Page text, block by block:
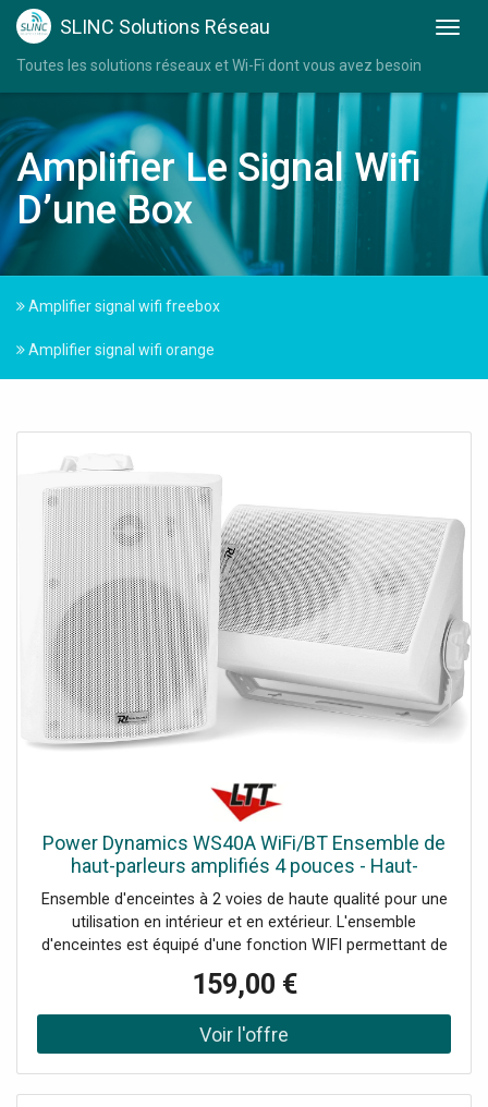
SLINC Solutions Réseau
Toutes les solutions réseaux et Wi-Fi dont vous avez besoin
Amplifier Le Signal Wifi
D’une Box
Amplifier signal wifi freebox
Amplifier signal wifi orange
Power Dynamics WS40A WiFi/BT Ensemble de
haut-parleurs amplifiés 4 pouces - Haut-
parleurs d'installation
Ensemble d'enceintes à 2 voies de haute qualité pour une
utilisation en intérieur et en extérieur. L'ensemble
d'enceintes est équipé d'une fonction WIFI permettant de
domestique et de diffuser de la musique avec n'importe
quel lecteur compatible Airplay, DLNA (Android) ou Qplay.
Vous pouvez combiner plusieurs ensembles d'enceintes
pour une configuration multi-pièces. Un récepteur BT est
159,00 €